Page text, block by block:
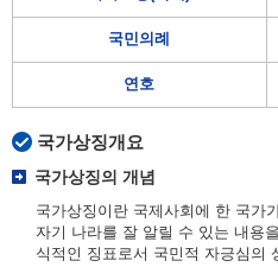
국민의례
연호
국가상징개요
국가상징의 개념
국가상징이란 국제사회에 한 국가
자기 나라를 잘 알릴 수 있는 내용
식적인 징표로서 국민적 자긍심의